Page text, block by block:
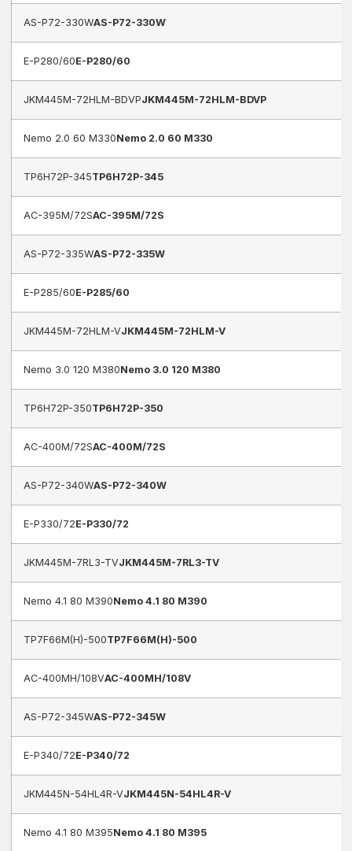
AS-P72-330WAS-P72-330W
E-P280/60E-P280/60
JKM445M-72HLM-BDVPJKM445M-72HLM-BDVP
Nemo 2.0 60 M330Nemo 2.0 60 M330
TP6H72P-345TP6H72P-345
AC-395M/72SAC-395M/72S
AS-P72-335WAS-P72-335W
E-P285/60E-P285/60
JKM445M-72HLM-VJKM445M-72HLM-V
Nemo 3.0 120 M380Nemo 3.0 120 M380
TP6H72P-350TP6H72P-350
AC-400M/72SAC-400M/72S
AS-P72-340WAS-P72-340W
E-P330/72E-P330/72
JKM445M-7RL3-TVJKM445M-7RL3-TV
Nemo 4.1 80 M390Nemo 4.1 80 M390
TP7F66M(H)-500TP7F66M(H)-500
AC-400MH/108VAC-400MH/108V
AS-P72-345WAS-P72-345W
E-P340/72E-P340/72
JKM445N-54HL4R-VJKM445N-54HL4R-V
Nemo 4.1 80 M395Nemo 4.1 80 M395